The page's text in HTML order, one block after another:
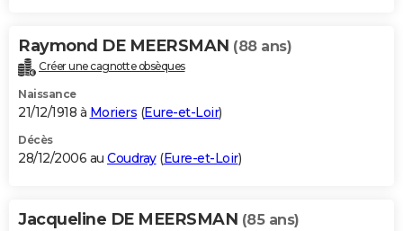
Raymond DE MEERSMAN (88 ans)
Créer une cagnotte obsèques
Naissance
21/12/1918 à Moriers (Eure-et-Loir)
Décès
28/12/2006 au Coudray(Eure-et-Loir)
Jacqueline DE MEERSMAN (85 ans)